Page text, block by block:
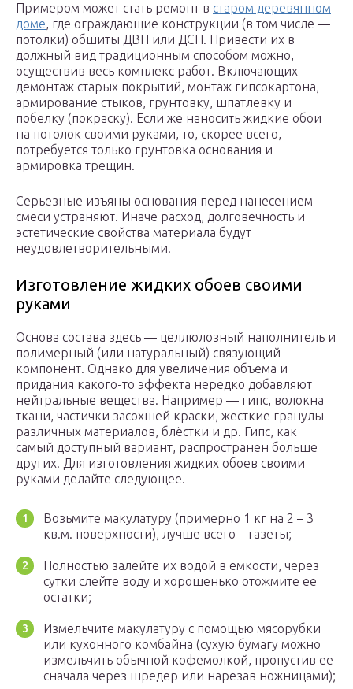
Примером может стать ремонт в старом деревянном
доме, где ограждающие конструкции (в том числе —
потолки) обшиты ДВП или ДСП. Привести их в
должный вид традиционным способом можно,
осуществив весь комплекс работ. Включающих
демонтаж старых покрытий, монтаж гипсокартона,
армирование стыков, грунтовку, шпатлевку и
побелку (покраску). Если же наносить жидкие обои
на потолок своими руками, то, скорее всего,
потребуется только грунтовка основания и
армировка трещин.
Серьезные изъяны основания перед нанесением
смеси устраняют. Иначе расход, долговечность и
эстетические свойства материала будут
неудовлетворительными.
Изготовление жидких обоев своими
руками
Основа состава здесь — целлюлозный наполнитель и
полимерный (или натуральный) связующий
компонент. Однако для увеличения объема и
придания какого-то эффекта нередко добавляют
нейтральные вещества. Например — гипс, волокна
ткани, частички засохшей краски, жесткие гранулы
различных материалов, блёстки и др. Гипс, как
самый доступный вариант, распространен больше
других. Для изготовления жидких обоев своими
руками делайте следующее.
Возьмите макулатуру (примерно 1 кг на 2 – 3
кв.м. поверхности), лучше всего – газеты;
Полностью залейте их водой в емкости, через
сутки слейте воду и хорошенько отожмите ее
остатки;
Измельчите макулатуру с помощью мясорубки
или кухонного комбайна (сухую бумагу можно
измельчить обычной кофемолкой, пропустив ее
сначала через шредер или нарезав ножницами);